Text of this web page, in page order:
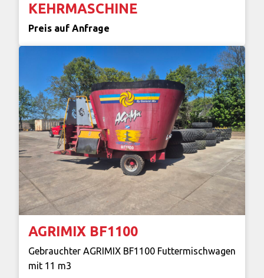
KEHRMASCHINE
Preis auf Anfrage
AGRIMIX BF1100
Gebrauchter AGRIMIX BF1100 Futtermischwagen
mit 11 m3